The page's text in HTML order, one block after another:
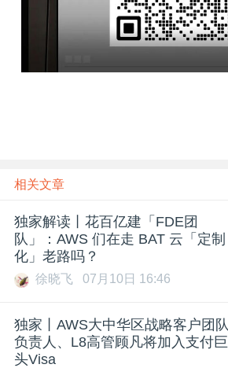
相关文章
独家解读丨花百亿建「FDE团
队」：AWS 们在走 BAT 云「定制
化」老路吗？
徐晓飞 07月10日 16:46
独家丨AWS大中华区战略客户团队
负责人、L8高管顾凡将加入支付巨
头Visa